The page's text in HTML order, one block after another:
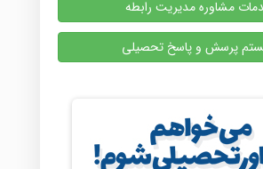
مشاوره مدیریت رابطه
پرسش و پاسخ تحصیلی